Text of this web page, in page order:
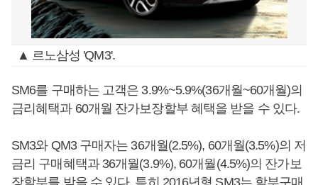
▲ 르노삼성 'QM3'.
SM6를 구매하는 고객은 3.9%~5.9%(36개월~60개월)의
금리혜택과 60개월 잔가보장할부 혜택을 받을 수 있다.
SM3와 QM3 구매자는 36개월(2.5%), 60개월(3.5%)의 저
금리 구매혜택과 36개월(3.9%), 60개월(4.5%)의 잔가보
장할부를 받을 수 있다. 특히 2016년형 SM3는 할부구매